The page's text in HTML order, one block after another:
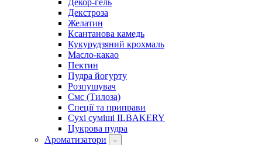
Декстроза
Желатин
Ксантанова камедь
Кукурудзяний крохмаль
Масло-какао
Пектин
Пудра йогурту
Розпушувач
Смс (Тилоза)
Спеції та приправи
Сухі суміші ILBAKERY
Цукрова пудра
Ароматизатори